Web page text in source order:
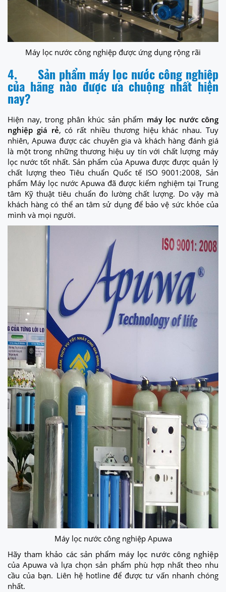
Máy lọc nước công nghiệp được ứng dụng rộng rãi
4. Sản phẩm máy lọc nước công nghiệp
của hãng nào được ưa chuộng nhất hiện
nay?
Hiện nay, trong phân khúc sản phẩm máy lọc nước công
nghiệp giá rẻ, có rất nhiều thương hiệu khác nhau. Tuy
nhiên, Apuwa được các chuyên gia và khách hàng đánh giá
là một trong những thương hiệu uy tín với chất lượng máy
lọc nước tốt nhất. Sản phẩm của Apuwa được được quản lý
chất lượng theo Tiêu chuẩn Quốc tế ISO 9001:2008, Sản
phẩm Máy lọc nước Apuwa đã được kiểm nghiệm tại Trung
tâm Kỹ thuật tiêu chuẩn đo lường chất lượng. Do vậy mà
khách hàng có thể an tâm sử dụng để bảo vệ sức khỏe của
mình và mọi người.
Máy lọc nước công nghiệp Apuwa
Hãy tham khảo các sản phẩm máy lọc nước công nghiệp
của Apuwa và lựa chọn sản phẩm phù hợp nhất theo nhu
cầu của bạn. Liên hệ hotline để được tư vấn nhanh chóng
nhất.